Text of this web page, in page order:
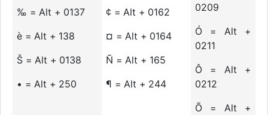
‰ = Alt + 0137
è = Alt + 138
Š = Alt + 0138
• = Alt + 250
¢ = Alt + 0162
¤ = Alt + 0164
Ñ = Alt + 165
¶ = Alt + 244
0209
Ó = Alt +
0211
Ô = Alt +
0212
Õ = Alt +